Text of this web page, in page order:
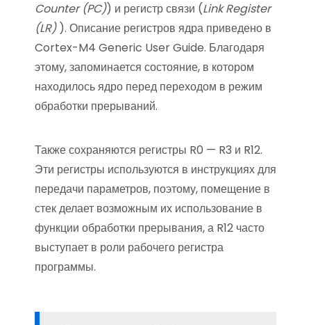
Counter (PC)) и регистр связи (Link Register
(LR)). Описание регистров ядра приведено в
Cortex-M4 Generic User Guide. Благодаря
этому, запоминается состояние, в котором
находилось ядро перед переходом в режим
обработки прерываний.
Также сохраняются регистры R0 — R3 и R12.
Эти регистры используются в инструкциях для
передачи параметров, поэтому, помещение в
стек делает возможным их использование в
функции обработки прерывания, а R12 часто
выступает в роли рабочего регистра
программы.